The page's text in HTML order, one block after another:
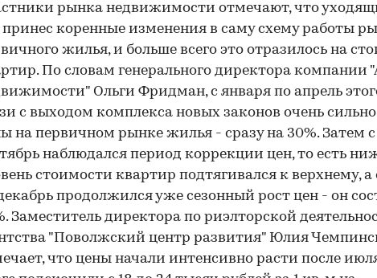
рынка недвижимости отмечают, что
принес коренные изменения в саму схему работы
жилья, и больше всего это отразилось на
По словам генерального директора компании
Ольги Фридман, с января по апрель
с выходом комплекса новых законов очень
на первичном рынке жилья - сразу на 30%. Затем с
наблюдался период коррекции цен, то есть
стоимости квартир подтягивался к верхнему, а
продолжился уже сезонный рост цен - он
Заместитель директора по риэлторской
"Поволжский центр развития" Юлия
что цены начали интенсивно расти после